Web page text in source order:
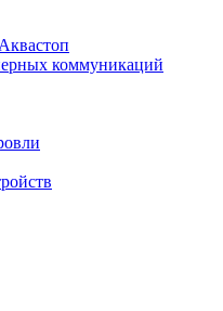
коммуникаций